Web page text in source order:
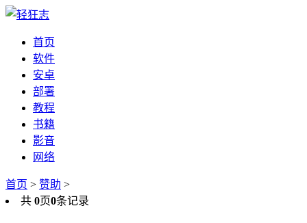
首页
软件
安卓
部署
教程
书籍
影音
网络
首页 > 赞助 >
共 0页0条记录